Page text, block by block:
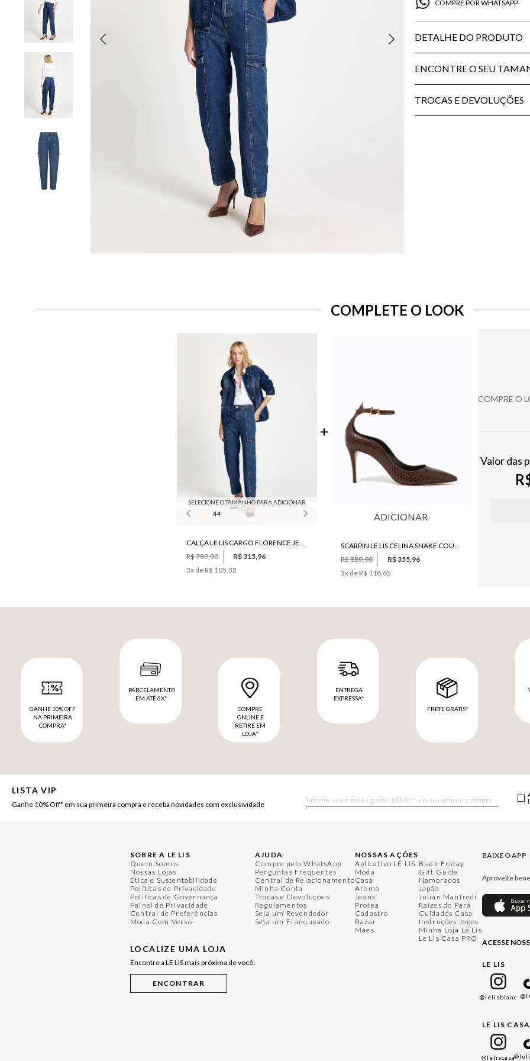
COMPRE POR WHATSAPP
DETALHE DO PRODUTO
ENCONTRE O SEU
TROCAS E DEVOLUÇÕES
COMPLETE O LOOK
SELECIONE O TAMANHO PARA ADICIONAR
44
CALÇA LE LIS CARGO FLORENCE JEANS FEMININA
R$ 789,90
R$ 315,96
3x de R$ 105,32
ADICIONAR
SCARPIN LE LIS CELINA SNAKE COURO FEMININO
R$ 889,90
R$ 355,96
3x de R$ 118,65
COMPRE O
Valor das
GANHE 10% OFF
NA PRIMEIRA
COMPRA*
PARCELAMENTO
EM ATÉ 6X*
COMPRE
ONLINE E
RETIRE EM
LOJA*
ENTREGA
EXPRESSA*
FRETE GRÁTIS*
LISTA VIP
Ganhe 10% Off* em sua primeira compra e receba novidades com exclusividade
SOBRE A LE LIS
Quem Somos
Nossas Lojas
Ética e Sustentabilidade
Políticas de Privacidade
Políticas de Governança
Painel de Privacidade
Central de Preferências
Moda Com Verso
LOCALIZE UMA LOJA
Encontre a LE LIS mais próxima de você:
AJUDA
Compre pelo WhatsApp
Perguntas Frequentes
Central de Relacionamento
Minha Conta
Trocas e Devoluções
Regulamentos
Seja um Revendedor
Seja um Franqueado
NOSSAS AÇÕES
Aplicativo LE LIS
Moda
Casa
Aroma
Jeans
Protea
Cadastro
Bazar
Mães
Black Friday
Gift Guide
Namorados
Japão
Julián Manfredi
Raízes do Pará
Cuidados Casa
Instruções Jogos
Minha Loja Le Lis
Le Lis Casa PRO
BAIXE O APP
Aproveite
ACESSE
LE LIS
@lelisblanc
LE LIS CASA
@leliscasa